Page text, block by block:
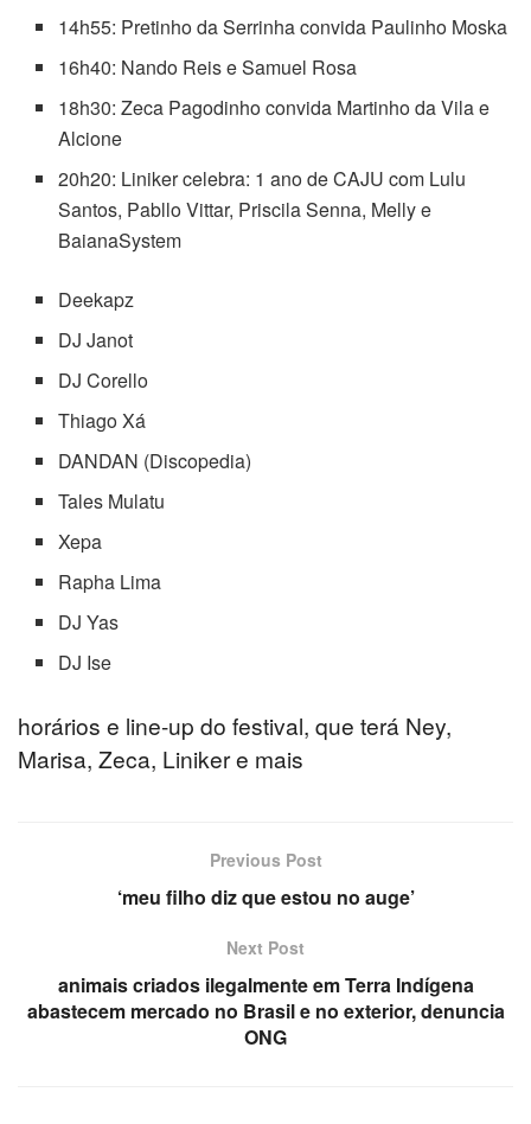
in istanbul
14h55: Pretinho da Serrinha convida Paulinho Moska
16h40: Nando Reis e Samuel Rosa
18h30: Zeca Pagodinho convida Martinho da Vila e
Alcione
20h20: Liniker celebra: 1 ano de CAJU com Lulu
Santos, Pabllo Vittar, Priscila Senna, Melly e
BaianaSystem
Deekapz
DJ Janot
DJ Corello
Thiago Xá
DANDAN (Discopedia)
Tales Mulatu
Xepa
Rapha Lima
DJ Yas
DJ Ise
horários e line-up do festival, que terá Ney,
Marisa, Zeca, Liniker e mais
Previous Post
‘meu filho diz que estou no auge’
Next Post
animais criados ilegalmente em Terra Indígena
abastecem mercado no Brasil e no exterior, denuncia
ONG